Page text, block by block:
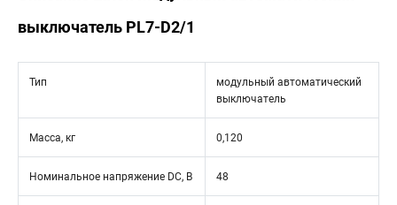
выключатель PL7-D2/1
Тип
модульный автоматический
выключатель
Масса, кг 0,120
Номинальное напряжение DC, В 48